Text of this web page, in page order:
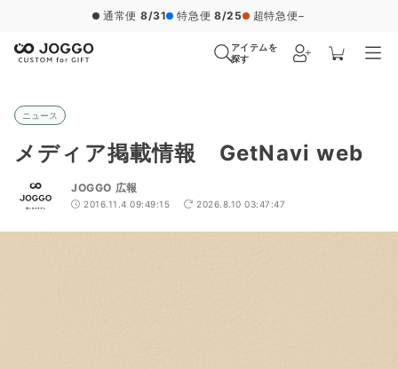
通常便 8/31 特急便 8/25 超特急便−
アイテムを
探す
ニュース
メディア掲載情報 GetNavi web
JOGGO 広報
2016.11.4 09:49:15 2026.8.10 03:47:47